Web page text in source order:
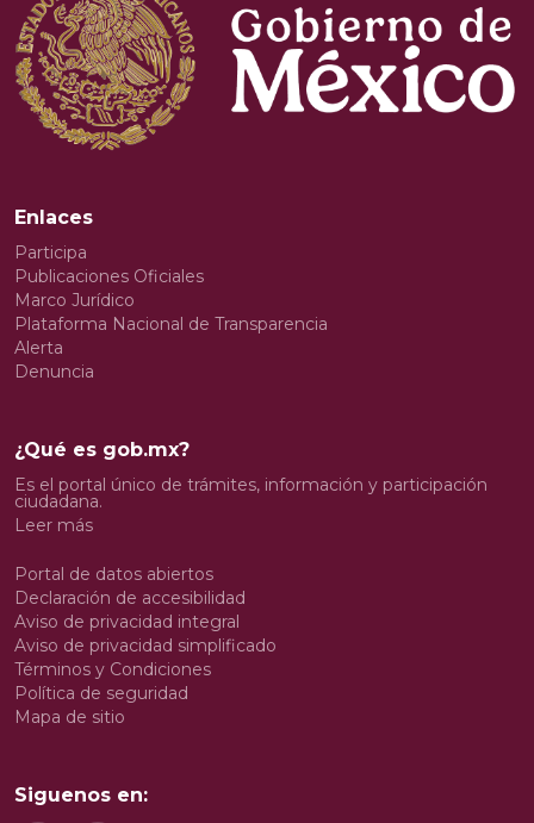
Enlaces
Participa
Publicaciones Oficiales
Marco Jurídico
Plataforma Nacional de Transparencia
Alerta
Denuncia
¿Qué es gob.mx?
Es el portal único de trámites, información y participación
ciudadana.
Leer más
Portal de datos abiertos
Declaración de accesibilidad
Aviso de privacidad integral
Aviso de privacidad simplificado
Términos y Condiciones
Política de seguridad
Mapa de sitio
Siguenos en: